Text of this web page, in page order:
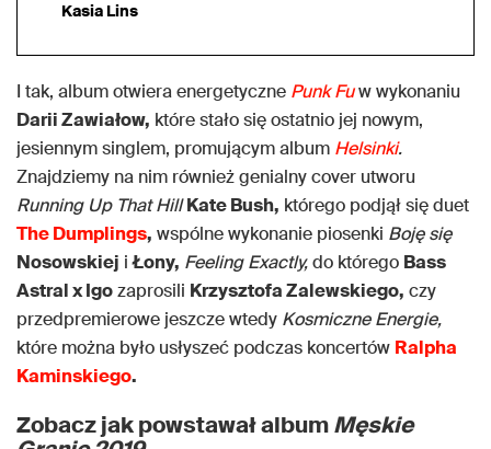
Kasia Lins
I tak, album otwiera energetyczne Punk Fuw wykonaniu
Darii Zawiałow, które stało się ostatnio jej nowym,
jesiennym singlem, promującym album Helsinki.
Znajdziemy na nim również genialny cover utworu
Running Up That Hill Kate Bush, którego podjął się duet
The Dumplings, wspólne wykonanie piosenki Boję się
Nosowskiej iŁony, Feeling Exactly,do którego Bass
Astral x Igozaprosili Krzysztofa Zalewskiego, czy
przedpremierowe jeszcze wtedy Kosmiczne Energie,
które można było usłyszeć podczas koncertów Ralpha
Kaminskiego.
Zobacz jak powstawał albumMęskie